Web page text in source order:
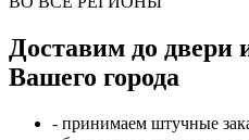
Доставим до двери
Вашего города
- принимаем штучные